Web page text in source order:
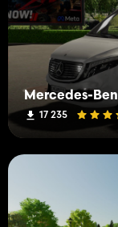
17 235